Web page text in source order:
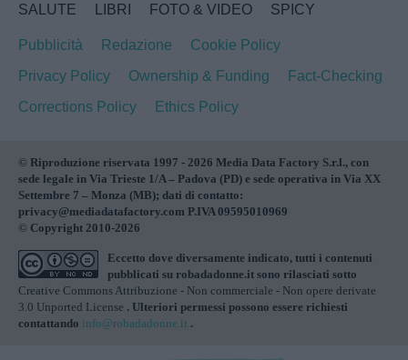
SALUTE
LIBRI FOTO & VIDEO SPICY
Pubblicità Redazione
Cookie Policy
Privacy Policy
Ownership & Funding
Fact-Checking
Corrections Policy
Ethics Policy
© Riproduzione riservata 1997 - 2026 Media Data Factory S.r.l., con
sede legale in Via Trieste 1/A – Padova (PD) e sede operativa in Via XX
Settembre 7 – Monza (MB); dati di contatto:
privacy@mediadatafactory.com P.IVA 09595010969
© Copyright 2010-2026
Eccetto dove diversamente indicato, tutti i contenuti
pubblicati su robadadonne.it sono rilasciati sotto
Creative Commons Attribuzione - Non commerciale - Non opere derivate
3.0 Unported License . Ulteriori permessi possono essere richiesti
contattando info@robadadonne.it .